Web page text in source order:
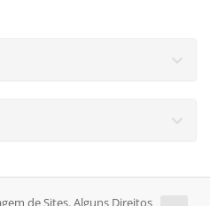
de Sites. Alguns Direitos